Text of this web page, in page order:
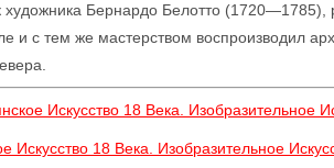
художника Бернардо Белотто
и с тем же мастерством воспроизводил
Искусство 18 Века. Изобразительное
Искусство 18 Века. Изобразительное